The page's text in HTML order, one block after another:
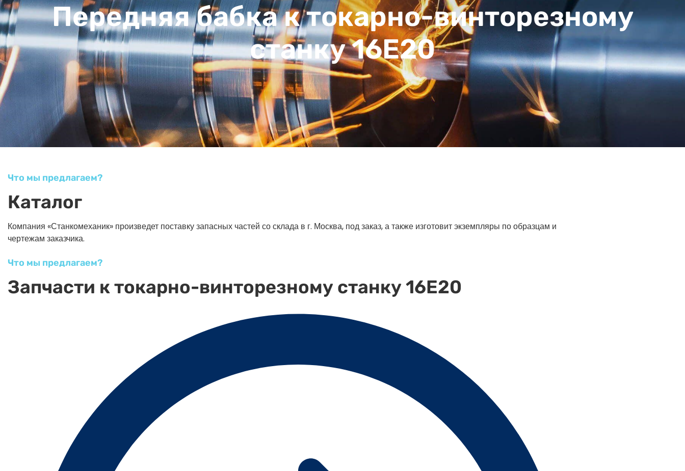
Передняя бабка к токарно-винторезному
станку 16Е20
Что мы предлагаем?
Каталог
Компания «Станкомеханик» произведет поставку запасных частей со склада в г. Москва, под заказ, а также изготовит экземпляры по образцам и
чертежам заказчика.
Что мы предлагаем?
Запчасти к токарно-винторезному станку 16Е20